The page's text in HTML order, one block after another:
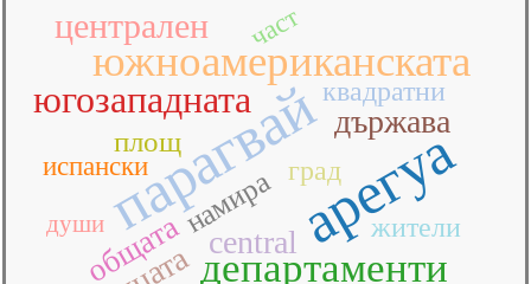
арегуа
парагвай
южноамериканската
департаменти
югозападната
централен
central
държава
общата
намира
площ
град
жители
квадратни
испански
част
души